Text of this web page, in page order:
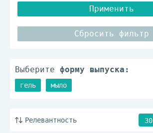
Применить
Сбросить фильтр
Выберите форму выпуска:
гель мыло
Релевантность 30